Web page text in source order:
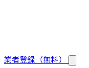
業者登録（無料）